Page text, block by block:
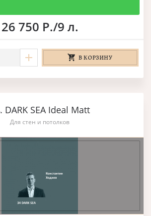
26 750 Р./9 л.
В КОРЗИНУ
DARK SEA Ideal Matt
Для стен и потолков